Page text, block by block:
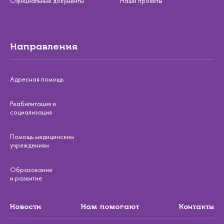
Направления
Адресная помощь
Реабилитация и
социализация
Помощь медицинским
учреждениям
Образование
и развитие
Новости Нам помогают Контакты